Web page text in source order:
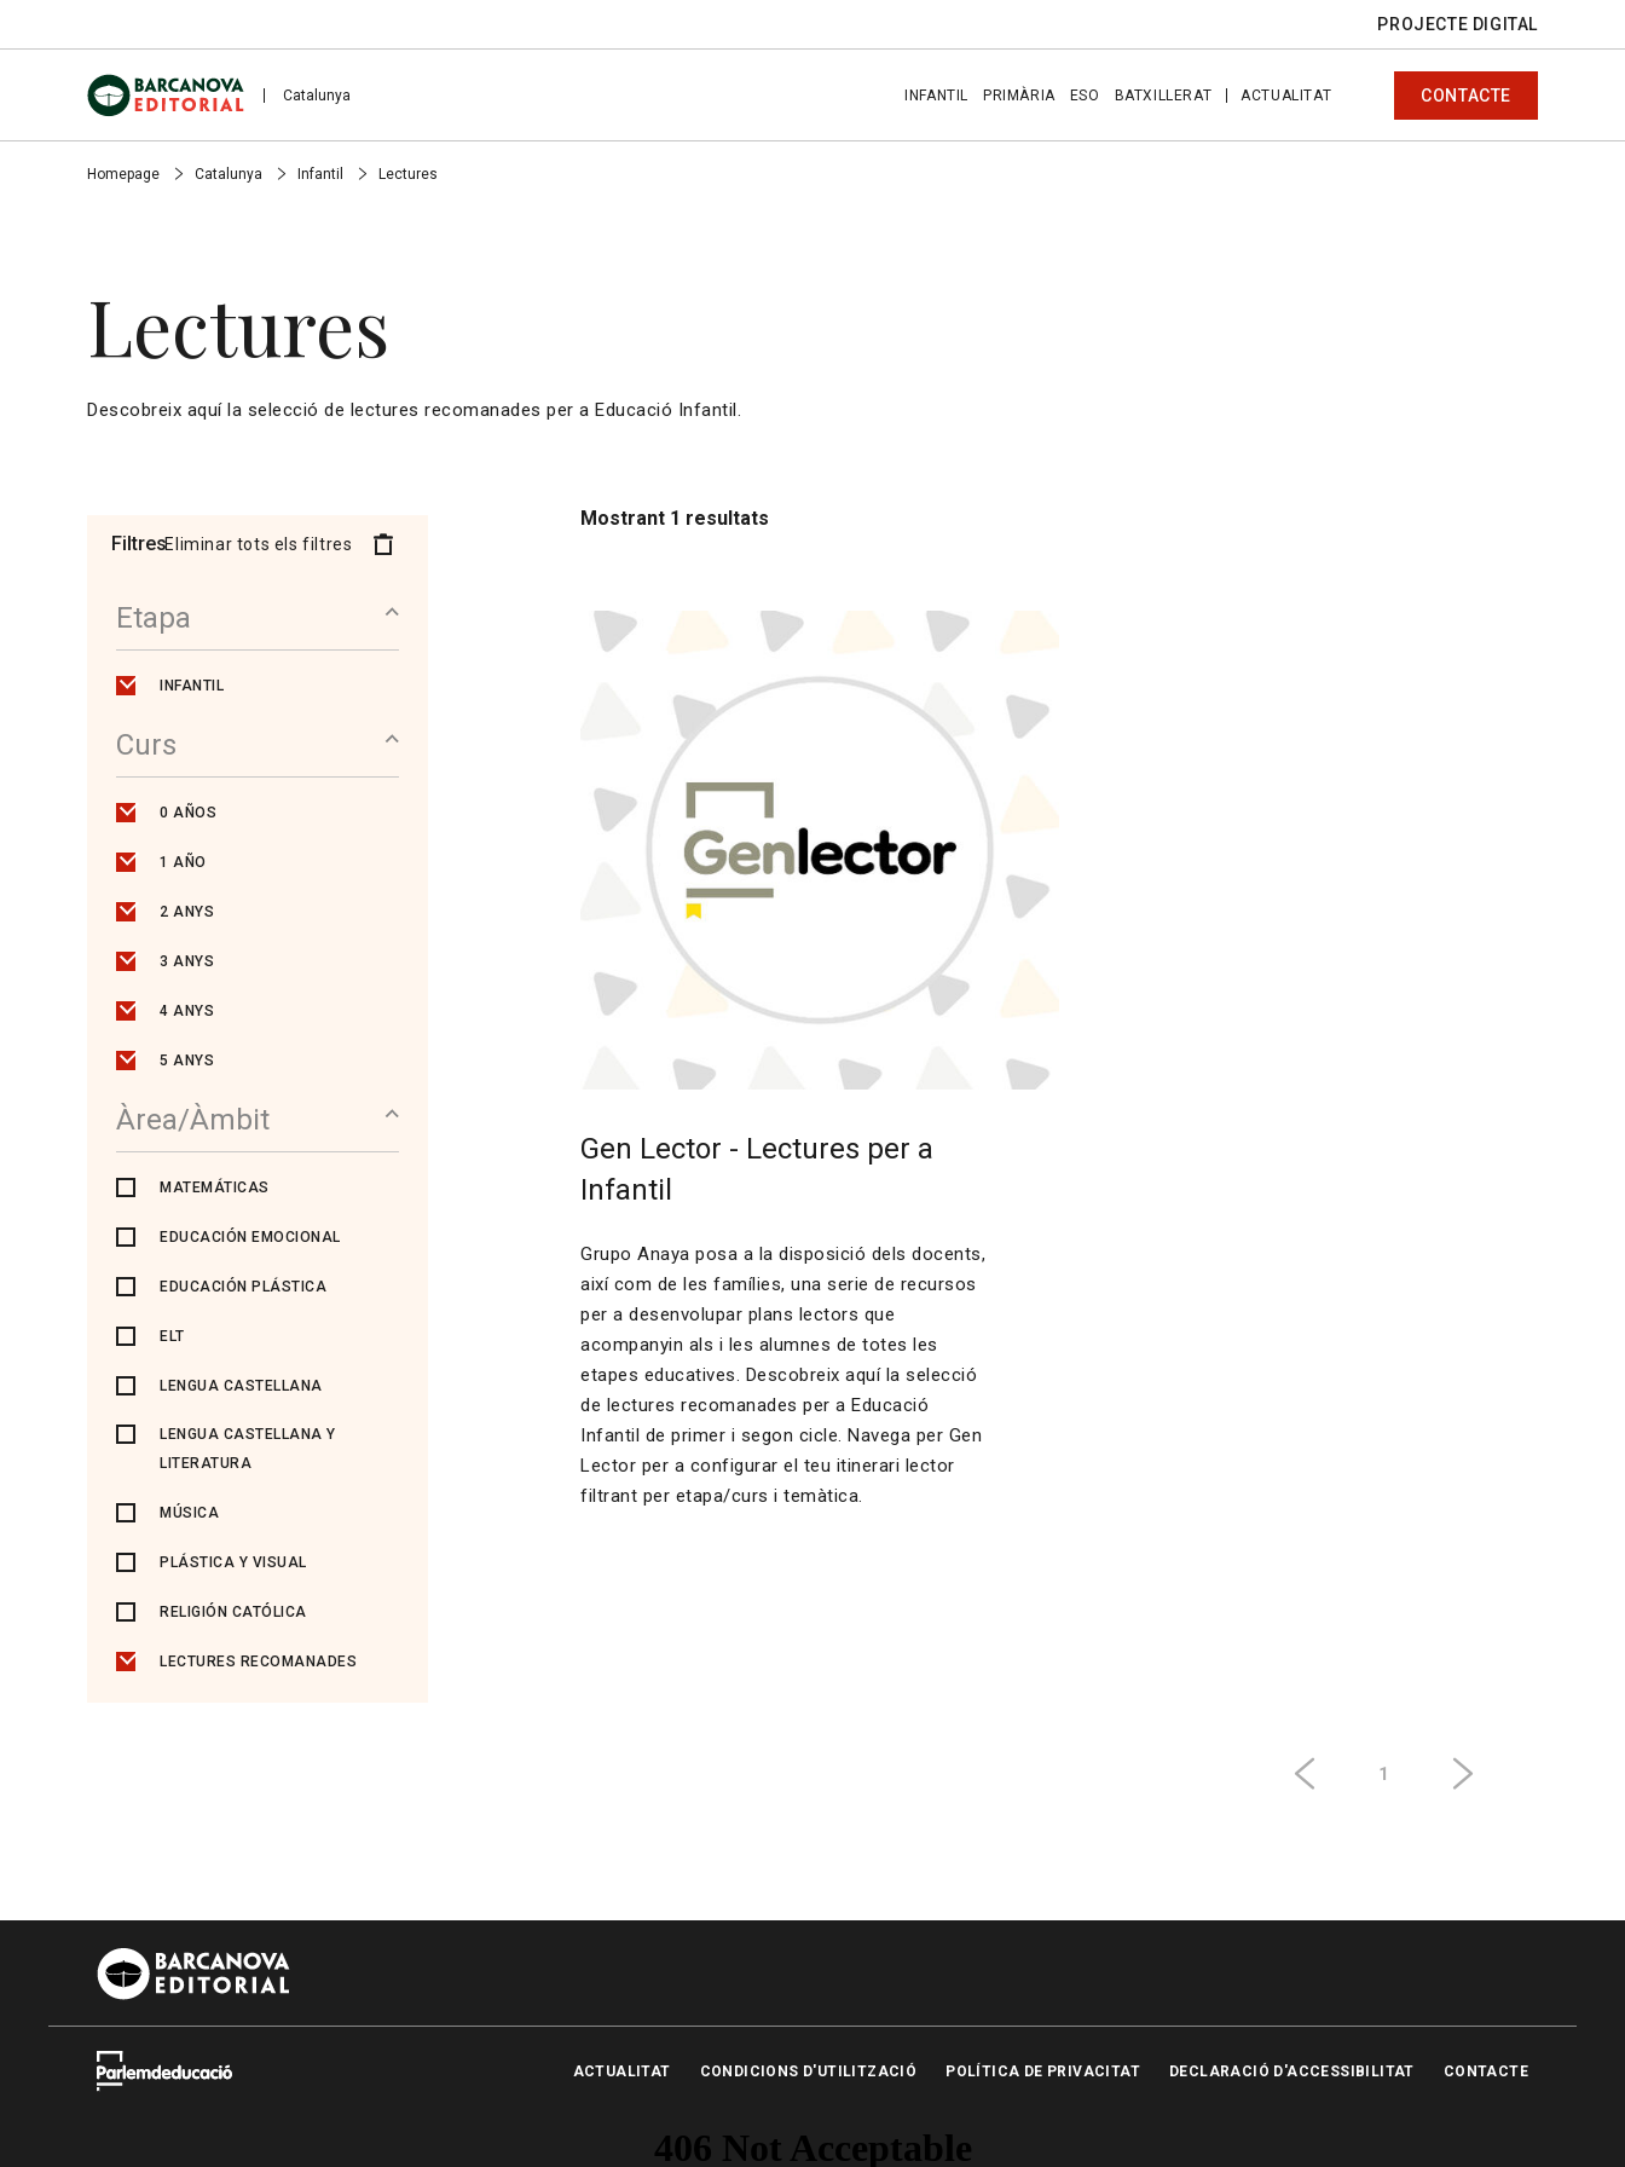
PROJECTE DIGITAL
Catalunya INFANTIL PRIMÀRIA ESO BATXILLERAT ACTUALITAT CONTACTE
Homepage Catalunya Infantil Lectures
Lectures
Descobreix aquí la selecció de lectures recomanades per a Educació Infantil.
Filtres
Etapa
INFANTIL
Curs
0 AÑOS
1 AÑO
2 ANYS
3 ANYS
4 ANYS
5 ANYS
Àrea/Àmbit
MATEMÁTICAS
EDUCACIÓN EMOCIONAL
EDUCACIÓN PLÁSTICA
ELT
LENGUA CASTELLANA
LENGUA CASTELLANA Y
LITERATURA
MÚSICA
PLÁSTICA Y VISUAL
RELIGIÓN CATÓLICA
LECTURES RECOMANADES
Eliminar tots els filtres
Mostrant 1 resultats
Gen Lector - Lectures per a
Infantil
Grupo Anaya posa a la disposició dels docents,
així com de les famílies, una serie de recursos
per a desenvolupar plans lectors que
acompanyin als i les alumnes de totes les
etapes educatives. Descobreix aquí la selecció
de lectures recomanades per a Educació
Infantil de primer i segon cicle. Navega per Gen
Lector per a configurar el teu itinerari lector
filtrant per etapa/curs i temàtica.
1
ACTUALITAT CONDICIONS D'UTILITZACIÓ POLÍTICA DE PRIVACITAT DECLARACIÓ D'ACCESSIBILITAT CONTACTE